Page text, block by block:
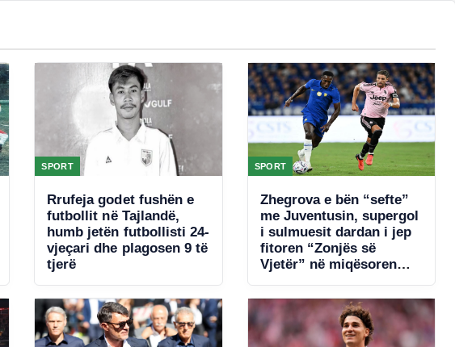
SPORT
Rrufeja godet fushën e
futbollit në Tajlandë,
humb jetën futbollisti 24-
vjeçari dhe plagosen 9 të
tjerë
SPORT
Zhegrova e bën “sefte”
me Juventusin, supergol
i sulmuesit dardan i jep
fitoren “Zonjës së
Vjetër” në miqësoren